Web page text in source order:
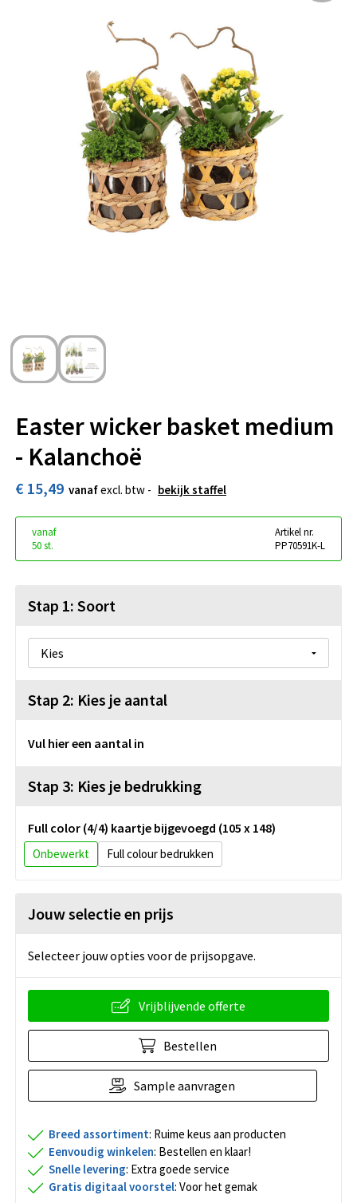
Ademhalingsbescherming
Gehoorbescherming
Oog- en gelaatsbescherming
Hoofdbescherming
Broeken en Rokken
Easter wicker basket medium
- Kalanchoë
€ 15,49 vanafexcl. btw - bekijk staffel
vanaf
50 st.
Artikel nr.
PP70591K-L
Stap 1: Soort
Stap 2: Kies je aantal
Vul hier een aantal in
Stap 3: Kies je bedrukking
Full color (4/4) kaartje bijgevoegd (105 x 148)
Onbewerkt Full colour
Jouw selectie en prijs
Selecteer jouw opties voor de prijsopgave.
Vrijblijvende offerte
Bestellen
Sample aanvragen
Breed assortiment: Ruime keus aan producten
Eenvoudig winkelen: Bestellen en klaar!
Snelle levering: Extra goede service
Gratis digitaal voorstel: Voor het gemak